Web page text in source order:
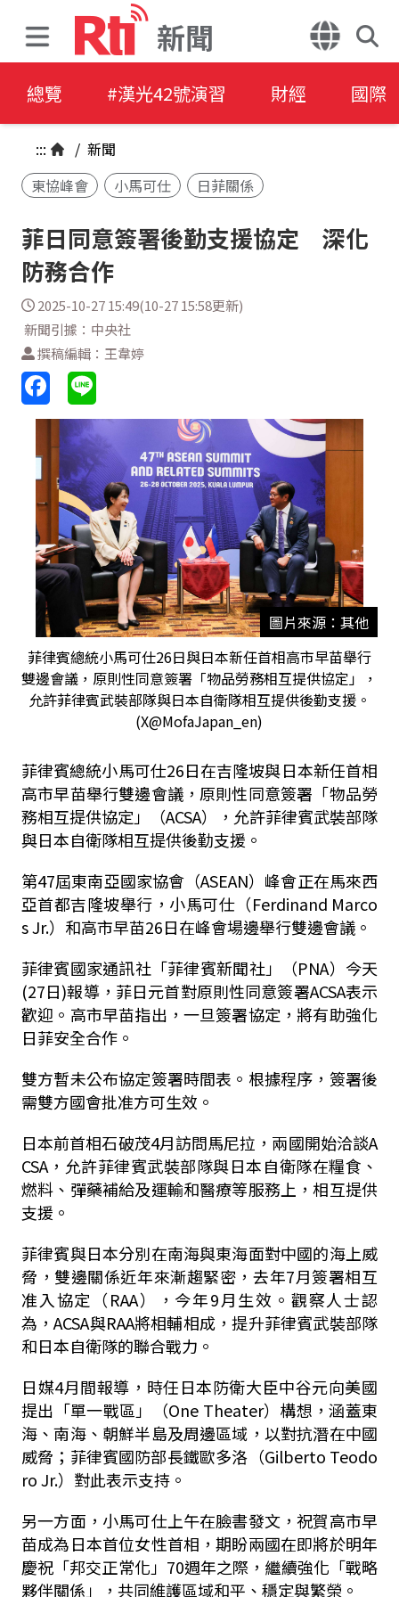
新聞
總覽 #漢光42號演習 財經 國際
::: / 新聞
東協峰會
小馬可仕 日菲關係
菲日同意簽署後勤支援協定 深化
防務合作
2025-10-27 15:49(10-27 15:58更新)
新聞引據：中央社
撰稿編輯：王韋婷
圖片來源：其他
菲律賓總統小馬可仕26日與日本新任首相高市早苗舉行
雙邊會議，原則性同意簽署「物品勞務相互提供協定」，
允許菲律賓武裝部隊與日本自衛隊相互提供後勤支援。
(X@MofaJapan_en)
菲律賓總統小馬可仕26日在吉隆坡與日本新任首相
高市早苗舉行雙邊會議，原則性同意簽署「物品勞
務相互提供協定」（ACSA），允許菲律賓武裝部隊
與日本自衛隊相互提供後勤支援。
第47屆東南亞國家協會（ASEAN）峰會正在馬來西
亞首都吉隆坡舉行，小馬可仕（Ferdinand Marco
s Jr.）和高市早苗26日在峰會場邊舉行雙邊會議。
菲律賓國家通訊社「菲律賓新聞社」（PNA）今天
(27日)報導，菲日元首對原則性同意簽署ACSA表示
歡迎。高市早苗指出，一旦簽署協定，將有助強化
日菲安全合作。
雙方暫未公布協定簽署時間表。根據程序，簽署後
需雙方國會批准方可生效。
日本前首相石破茂4月訪問馬尼拉，兩國開始洽談A
CSA，允許菲律賓武裝部隊與日本自衛隊在糧食、
燃料、彈藥補給及運輸和醫療等服務上，相互提供
支援。
菲律賓與日本分別在南海與東海面對中國的海上威
脅，雙邊關係近年來漸趨緊密，去年7月簽署相互
准入協定（RAA），今年9月生效。觀察人士認
為，ACSA與RAA將相輔相成，提升菲律賓武裝部隊
和日本自衛隊的聯合戰力。
日媒4月間報導，時任日本防衛大臣中谷元向美國
提出「單一戰區」（One Theater）構想，涵蓋東
海、南海、朝鮮半島及周邊區域，以對抗潛在中國
威脅；菲律賓國防部長鐵歐多洛（Gilberto Teodo
ro Jr.）對此表示支持。
另一方面，小馬可仕上午在臉書發文，祝賀高市早
苗成為日本首位女性首相，期盼兩國在即將於明年
慶祝「邦交正常化」 70週年之際，繼續強化「戰略
夥伴關係」，共同維護區域和平、穩定與繁榮。